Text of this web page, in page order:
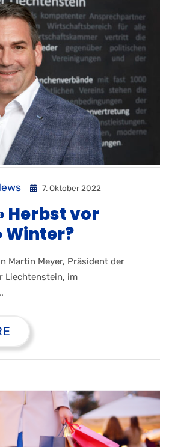
7. Oktober 2022
Herbst vor
Winter?
Martin Meyer, Präsident der
Liechtenstein, im